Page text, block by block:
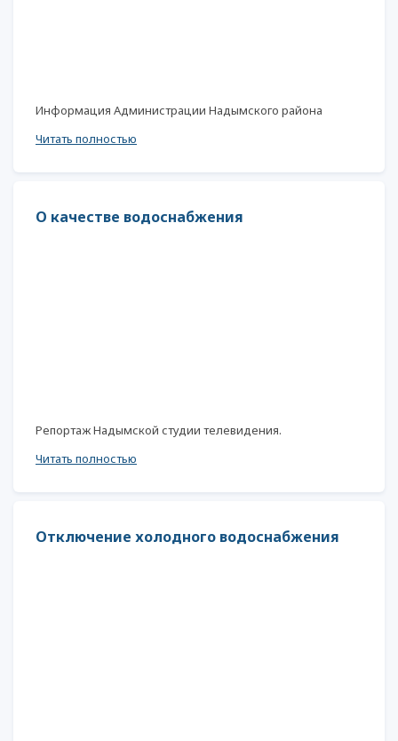
Информация Администрации Надымского района
Читать полностью
О качестве водоснабжения
Репортаж Надымской студии телевидения.
Читать полностью
Отключение холодного водоснабжения